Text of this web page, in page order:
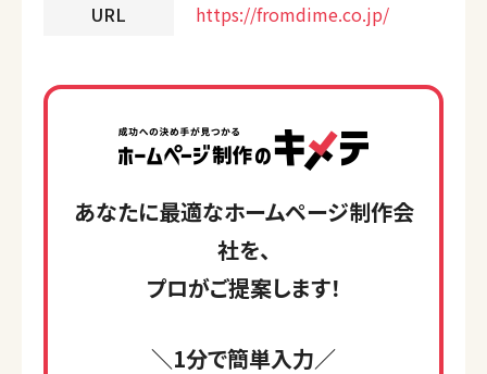
URL
https://fromdime.co.jp/
あなたに最適なホームページ制作会
社を、
プロがご提案します！
＼1分で簡単入力／